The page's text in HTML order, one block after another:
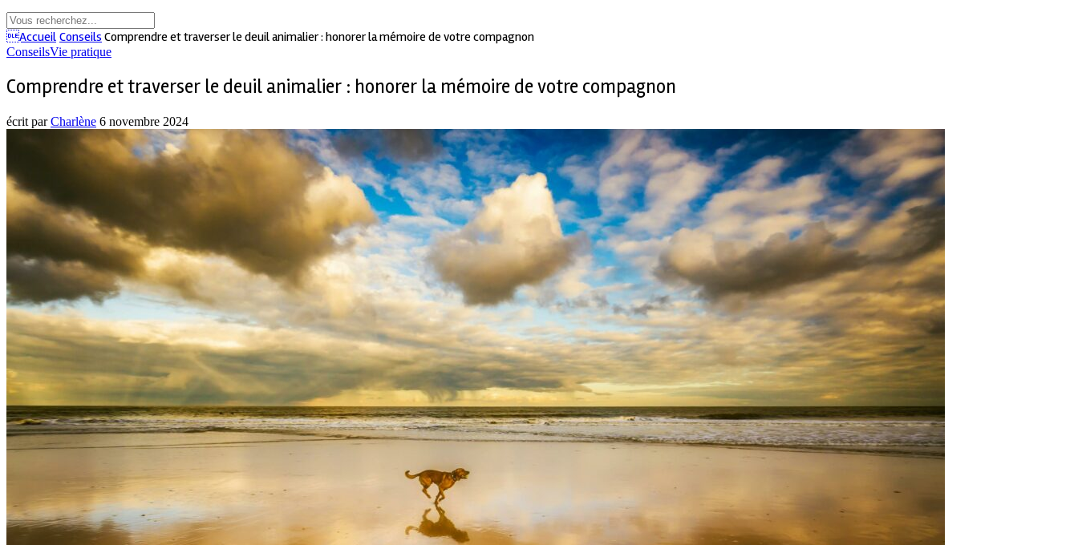
Accueil Conseils Comprendre et traverser le deuil animalier : honorer la mémoire de votre compagnon
ConseilsVie pratique
Comprendre et traverser le deuil animalier : honorer la mémoire de votre compagnon
écrit parCharlène 6 novembre 2024